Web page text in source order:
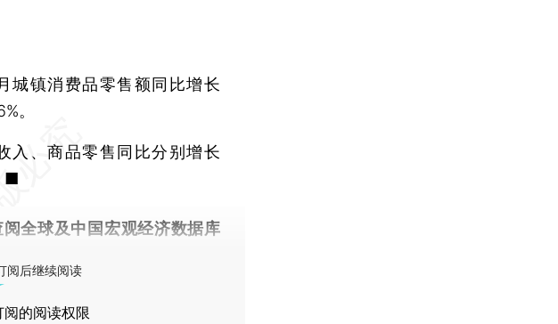
镇消费品零售额同比增长
。
、商品零售同比分别增长
■
阅全球及中国宏观经济数据库
阅后继续阅读
阅的阅读权限